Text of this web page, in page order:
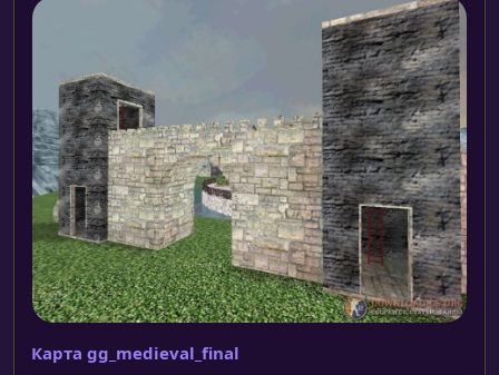
Карта gg_medieval_final